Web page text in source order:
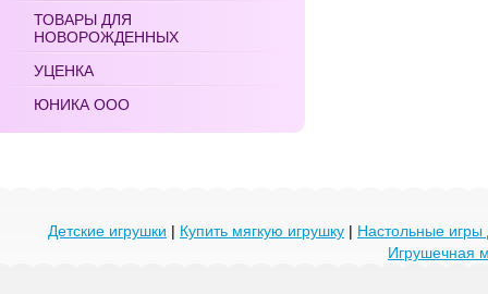
ТОВАРЫ ДЛЯ
НОВОРОЖДЕННЫХ
УЦЕНКА
ЮНИКА ООО
Детские игрушки | Купить мягкую игрушку | Настольные игры
Игрушечная